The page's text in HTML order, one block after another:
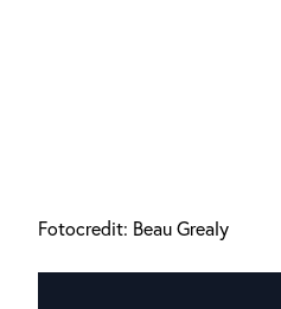
Fotocredit: Beau Grealy